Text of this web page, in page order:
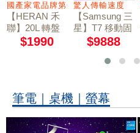
器，發掘更深度的遊戲體驗
國產家電品牌第一首選
【HERAN 禾
聯】20L 轉盤
式微波爐 20G
$1990
驚人傳輸速度
【Samsung 三
星】T7 移動固
態硬碟 外接SS
$9888
筆電｜桌機｜螢幕